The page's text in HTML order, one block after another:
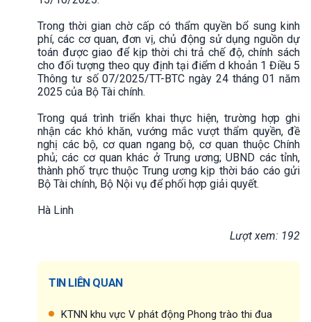
Trong thời gian chờ cấp có thẩm quyền bổ sung kinh
phí, các cơ quan, đơn vị, chủ động sử dụng nguồn dự
toán được giao để kịp thời chi trả chế độ, chính sách
cho đối tượng theo quy định tại điểm d khoản 1 Điều 5
Thông tư số 07/2025/TT-BTC ngày 24 tháng 01 năm
2025 của Bộ Tài chính.
Trong quá trình triển khai thực hiện, trường hợp ghi
nhận các khó khăn, vướng mắc vượt thẩm quyền, đề
nghị các bộ, cơ quan ngang bộ, cơ quan thuộc Chính
phủ; các cơ quan khác ở Trung ương; UBND các tỉnh,
thành phố trực thuộc Trung ương kịp thời báo cáo gửi
Bộ Tài chính, Bộ Nội vụ để phối hợp giải quyết.
Hà Linh
Lượt xem: 192
TIN LIÊN QUAN
KTNN khu vực V phát động Phong trào thi đua